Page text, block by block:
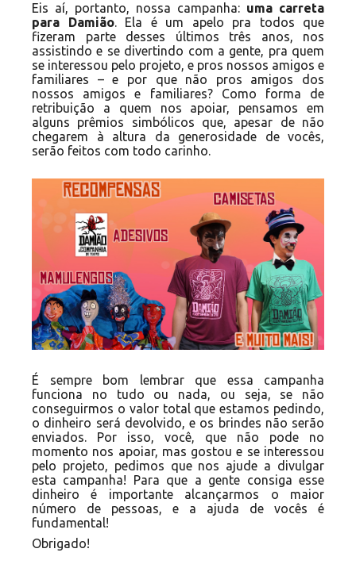
Eis aí, portanto, nossa campanha: uma carreta
para Damião. Ela é um apelo pra todos que
fizeram parte desses últimos três anos, nos
assistindo e se divertindo com a gente, pra quem
se interessou pelo projeto, e pros nossos amigos e
familiares – e por que não pros amigos dos
nossos amigos e familiares? Como forma de
retribuição a quem nos apoiar, pensamos em
alguns prêmios simbólicos que, apesar de não
chegarem à altura da generosidade de vocês,
serão feitos com todo carinho.
É sempre bom lembrar que essa campanha
funciona no tudo ou nada, ou seja, se não
conseguirmos o valor total que estamos pedindo,
o dinheiro será devolvido, e os brindes não serão
enviados. Por isso, você, que não pode no
momento nos apoiar, mas gostou e se interessou
pelo projeto, pedimos que nos ajude a divulgar
esta campanha! Para que a gente consiga esse
dinheiro é importante alcançarmos o maior
número de pessoas, e a ajuda de vocês é
fundamental!
Obrigado!